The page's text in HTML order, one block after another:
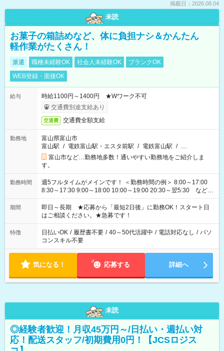
掲載日：2026.08.04
未読
お菓子の箱詰めなど、体に負担ナシ＆かんたん
軽作業がたくさん！
派遣 職種未経験OK 社会人未経験OK
ブランクOK
WEB登録・面接OK
給与
時給1100円～1400円 ★Wワーク不可
交通費別途支給あり
交通費 交通費全額支給
勤務地
富山県富山市
富山駅 / 電鉄富山駅・エスタ前駅 / 電鉄富山駅 / …
富山市など…勤務地多数！通いやすい勤務地をご紹介しま
す。
勤務時間
週5フルタイムがメインです！ ＜勤務時間の例＞ 8:00～17:00
8:30～17:30 9:00～18:00 10:00～19:00 20:30～翌5:30 など ★
その他にも勤務時間多数！ 日勤のみ、残業なし、交替制など
ご希望を教えてください！
期間
即日～長期 ★応募から「最短2日後」に勤務OK！スタート日
はご相談ください。★急募です！
特徴 日払いOK / 履歴書不要 / 40～50代活躍中 / 電話対応なし / パソ
コンスキル不要
気になる！ 応募する 詳細へ
未読
◎経験者歓迎！月収45万円～/日払い・週払い対
応！配送スタッフ/初期費用0円！【JCSロジス